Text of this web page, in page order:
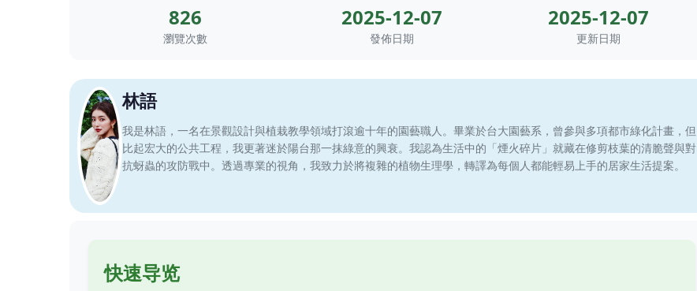
826
瀏覽次數
2025-12-07
發佈日期
2025-12-07
更新日期
林語
我是林語，一名在景觀設計與植栽教學領域打滾逾十年的園藝職人。畢業於台大園藝系，曾參與多項都市綠化計畫，但
比起宏大的公共工程，我更著迷於陽台那一抹綠意的興衰。我認為生活中的「煙火碎片」就藏在修剪枝葉的清脆聲與對
抗蚜蟲的攻防戰中。透過專業的視角，我致力於將複雜的植物生理學，轉譯為每個人都能輕易上手的居家生活提案。
快速导览